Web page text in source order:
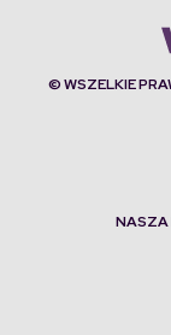
© WSZELKIE
NASZA